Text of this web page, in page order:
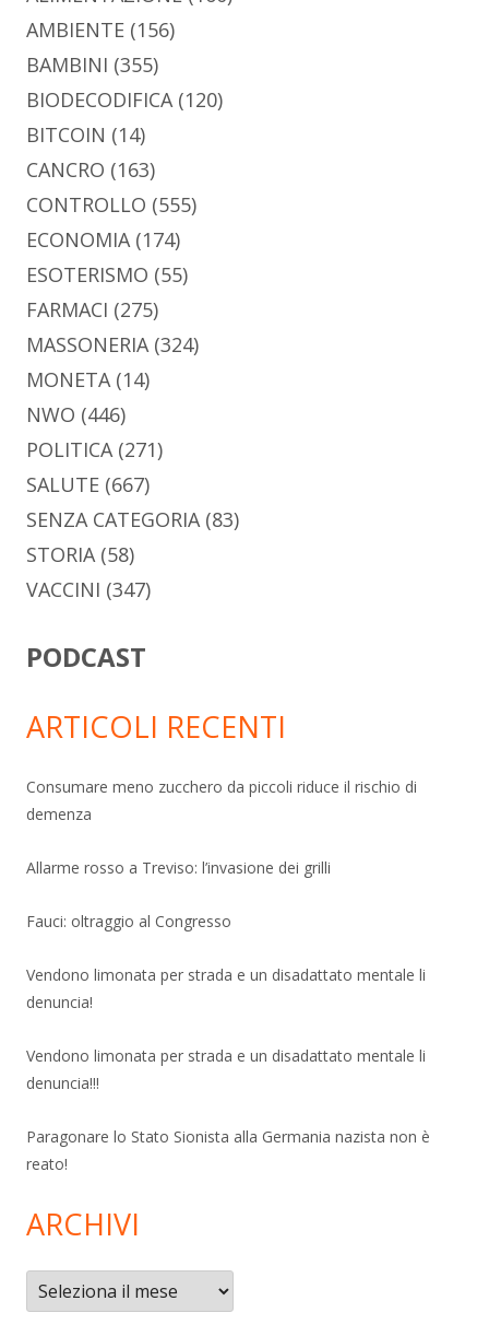
AMBIENTE (156)
BAMBINI (355)
BIODECODIFICA(120)
BITCOIN (14)
CANCRO (163)
CONTROLLO (555)
ECONOMIA(174)
ESOTERISMO (55)
FARMACI (275)
MASSONERIA(324)
MONETA(14)
NWO (446)
POLITICA(271)
SALUTE (667)
SENZA CATEGORIA(83)
STORIA(58)
VACCINI (347)
PODCAST
ARTICOLI RECENTI
Consumare meno zucchero da piccoli riduce il rischio di
demenza
Allarme rosso a Treviso: l’invasione dei grilli
Fauci: oltraggio al Congresso
Vendono limonata per strada e un disadattato mentale li
denuncia!
Vendono limonata per strada e un disadattato mentale li
denuncia!!!
Paragonare lo Stato Sionista alla Germania nazista non è
reato!
ARCHIVI
Archivi